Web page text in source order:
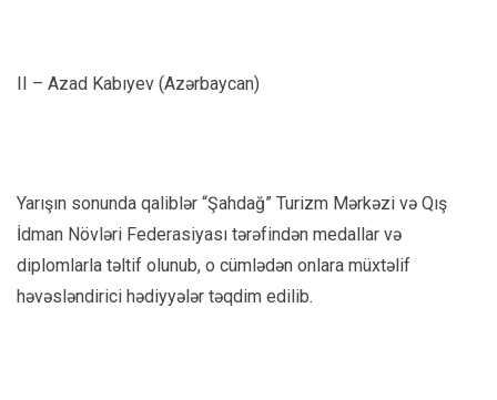
II – Azad Kabıyev (Azərbaycan)
Yarışın sonunda qaliblər “Şahdağ” Turizm Mərkəzi və Qış
İdman Növləri Federasiyası tərəfindən medallar və
diplomlarla təltif olunub, o cümlədən onlara müxtəlif
həvəsləndirici hədiyyələr təqdim edilib.